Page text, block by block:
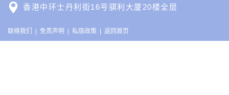
香港中环士丹利街16号骐利大厦20楼全层
联络我们 免责声明 私隐政策 返回首页